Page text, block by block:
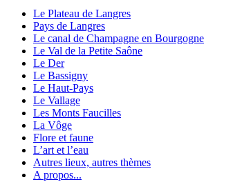
Le Plateau de Langres
Pays de Langres
Le canal de Champagne en Bourgogne
Le Val de la Petite Saône
Le Der
Le Bassigny
Le Haut-Pays
Le Vallage
Les Monts Faucilles
La Vôge
Flore et faune
L’art et l’eau
Autres lieux, autres thèmes
A propos...